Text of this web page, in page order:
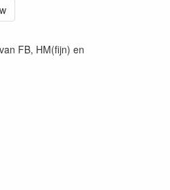
FB, HM(fijn) en